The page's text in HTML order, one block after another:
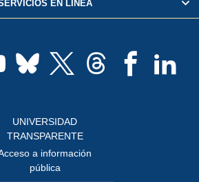
arancel y crédito alumnos
Docentes
Portafolio Académico
Evaluación docente
EN LÍNEA
UNIVERSIDAD
TRANSPARENTE
a información
pública